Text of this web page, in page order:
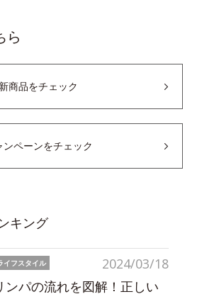
ら
新商品をチェック
ンペーンをチェック
キング
2024/03/18
イフスタイル
ンパの流れを図解！正しい